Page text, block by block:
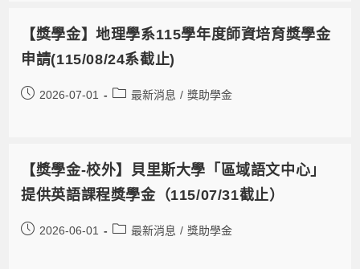
【獎學金】地理學系115學年度師資培育獎學金
申請(115/08/24系截止)
2026-07-01 最新消息 / 獎助學金
【獎學金-校外】貝里斯大學「區域語文中心」
提供英語課程獎學金（115/07/31截止）
2026-06-01 最新消息 / 獎助學金